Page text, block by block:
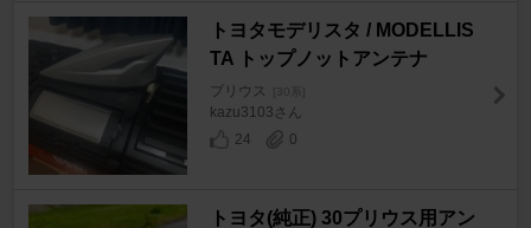
トヨタモデリスタ / MODELLIS
TA トップノットアンテナ
プリウス [30系]
kazu3103さん
24
0
トヨタ(純正) 30プリウス用アン